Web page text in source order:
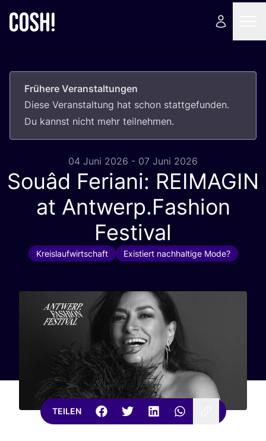
Frühere Veranstaltungen
Die­se Ver­an­stal­tung hat schon statt­ge­fun­den.
Du kannst nicht mehr teilnehmen.
04 Juni 2026 - 07 Juni 2026
Souâd Feriani: REIMAGIN
at Antwerp.Fashion
Festival
Kreislaufwirtschaft Existiert nachhaltige Mode?
TEILEN